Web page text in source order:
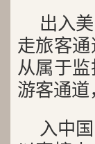
出入
走旅客
从属于
游客通道
入中